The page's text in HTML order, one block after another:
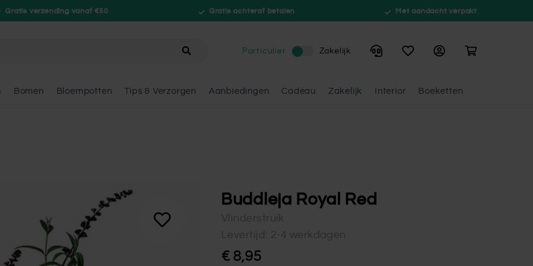
Gratis verzending vanaf €50 Gratis achteraf betalen Met aandacht verpakt
Bomen Bloempotten Tips & Verzorgen Aanbiedingen Cadeau Zakelijk Interior Boeketten
Particulier Zakelijk Winkelwagen
Buddleja Royal Red
Vlinderstruik
Levertijd: 2-4 werkdagen
€ 8,95